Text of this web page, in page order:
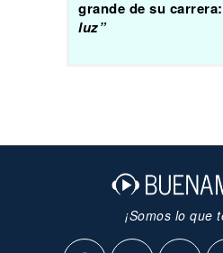
grande de su carrera:
luz”
¡Somos lo que